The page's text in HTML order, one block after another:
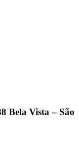
Bela Vista – São